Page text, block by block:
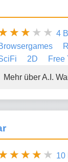
4
2D Free
Mehr über A.I.
10